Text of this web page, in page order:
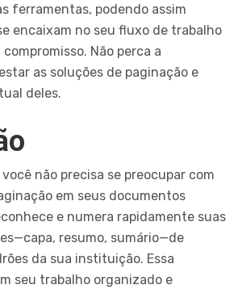
ferramentas, podendo assim
encaixam no seu fluxo de trabalho
Não perca a
as soluções de paginação e
deles.
não precisa se preocupar com
em seus documentos
e numera rapidamente suas
resumo, sumário—de
da sua instituição. Essa
seu trabalho organizado e